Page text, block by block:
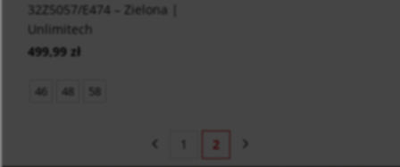
32Z5057/E474 – Zielona |
Unlimitech
499,99 zł
46 48 58
1 2